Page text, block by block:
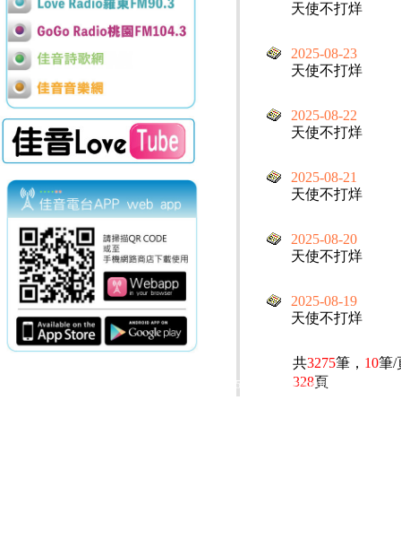
天使不打烊
2025-08-23
天使不打烊
2025-08-22
天使不打烊
2025-08-21
天使不打烊
2025-08-20
天使不打烊
2025-08-19
天使不打烊
共3275筆， 10筆/
328頁
電話：(02)2369-9050
佳音電台地址：